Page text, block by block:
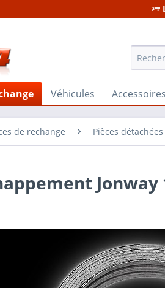
Véhicules Accessoires
de rechange Pièces
Jonway